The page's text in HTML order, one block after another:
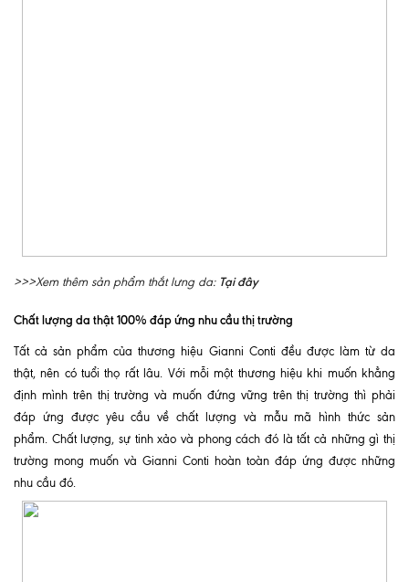
>>>Xem thêm sản phẩm thắt lưng da: Tại đây
Chất lượng da thật 100% đáp ứng nhu cầu thị trường
Tất cả sản phẩm của thương hiệu Gianni Conti đều được làm từ da
thật, nên có tuổi thọ rất lâu. Với mỗi một thương hiệu khi muốn khẳng
định mình trên thị trường và muốn đứng vững trên thị trường thì phải
đáp ứng được yêu cầu về chất lượng và mẫu mã hình thức sản
phẩm. Chất lượng, sự tinh xảo và phong cách đó là tất cả những gì thị
trường mong muốn và Gianni Conti hoàn toàn đáp ứng được những
nhu cầu đó.